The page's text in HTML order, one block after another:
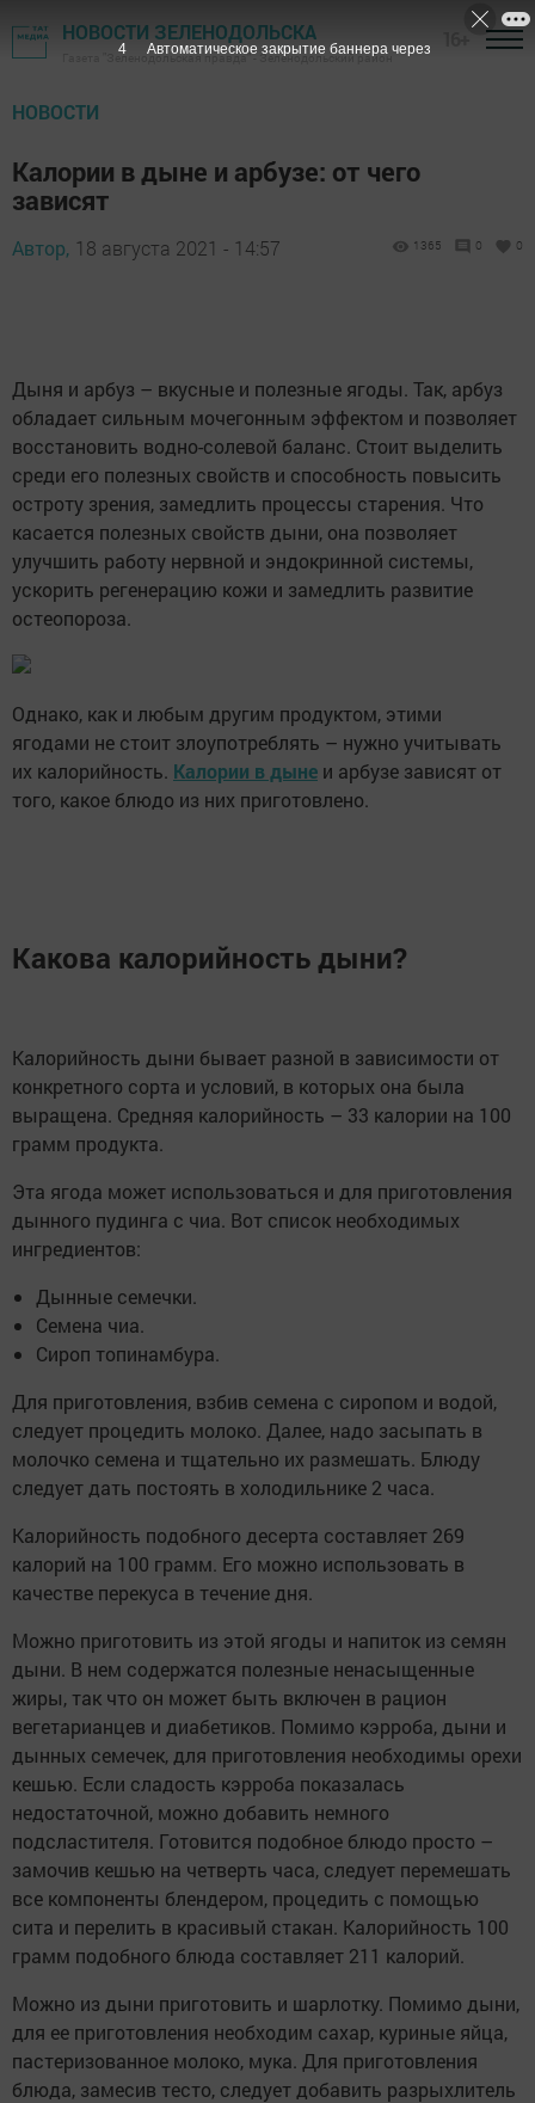
НОВОСТИ ЗЕЛЕНОДОЛЬСКА
Газета "Зеленодольская правда" - Зеленодольский район
НОВОСТИ
Калории в дыне и арбузе: от чего
зависят
Автор, 18 августа 2021 - 14:57 1365 0 0
Дыня и арбуз – вкусные и полезные ягоды. Так, арбуз
обладает сильным мочегонным эффектом и позволяет
восстановить водно-солевой баланс. Стоит выделить
среди его полезных свойств и способность повысить
остроту зрения, замедлить процессы старения. Что
касается полезных свойств дыни, она позволяет
улучшить работу нервной и эндокринной системы,
ускорить регенерацию кожи и замедлить развитие
остеопороза.
Однако, как и любым другим продуктом, этими
ягодами не стоит злоупотреблять – нужно учитывать
их калорийность. Калории в дыне и арбузе зависят от
того, какое блюдо из них приготовлено.
Какова калорийность дыни?
Калорийность дыни бывает разной в зависимости от
конкретного сорта и условий, в которых она была
выращена. Средняя калорийность – 33 калории на 100
грамм продукта.
Эта ягода может использоваться и для приготовления
дынного пудинга с чиа. Вот список необходимых
ингредиентов:
Дынные семечки.
Семена чиа.
Сироп топинамбура.
Для приготовления, взбив семена с сиропом и водой,
следует процедить молоко. Далее, надо засыпать в
молочко семена и тщательно их размешать. Блюду
следует дать постоять в холодильнике 2 часа.
Калорийность подобного десерта составляет 269
калорий на 100 грамм. Его можно использовать в
качестве перекуса в течение дня.
Можно приготовить из этой ягоды и напиток из семян
дыни. В нем содержатся полезные ненасыщенные
жиры, так что он может быть включен в рацион
вегетарианцев и диабетиков. Помимо кэрроба, дыни и
дынных семечек, для приготовления необходимы орехи
кешью. Если сладость кэрроба показалась
недостаточной, можно добавить немного
подсластителя. Готовится подобное блюдо просто –
замочив кешью на четверть часа, следует перемешать
все компоненты блендером, процедить с помощью
сита и перелить в красивый стакан. Калорийность 100
грамм подобного блюда составляет 211 калорий.
Можно из дыни приготовить и шарлотку. Помимо дыни,
для ее приготовления необходим сахар, куриные яйца,
пастеризованное молоко, мука. Для приготовления
блюда, замесив тесто, следует добавить разрыхлитель
3 Автоматическое закрытие баннера через